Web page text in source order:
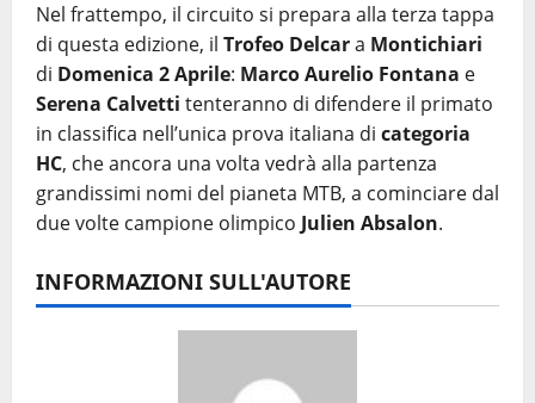
Nel frattempo, il circuito si prepara alla terza tappa
di questa edizione, il Trofeo Delcara Montichiari
di Domenica 2 Aprile: Marco Aurelio Fontana e
Serena Calvetti tenteranno di difendere il primato
in classifica nell’unica prova italiana di categoria
HC, che ancora una volta vedrà alla partenza
grandissimi nomi del pianeta MTB, a cominciare dal
due volte campione olimpico Julien Absalon.
INFORMAZIONI SULL'AUTORE